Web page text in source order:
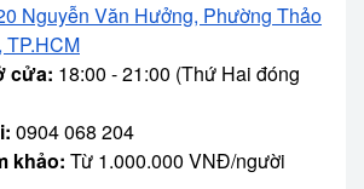
Nguyễn Văn Hưởng, Phường Thảo
cửa: 18:00 - 21:00 (Thứ Hai đóng
0904 068 204
khảo: Từ 1.000.000 VNĐ/người